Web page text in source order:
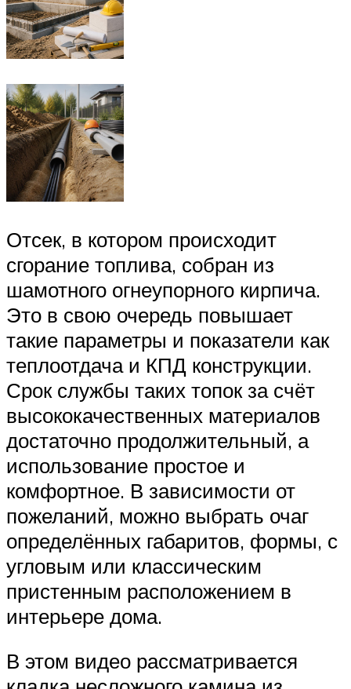
Отсек, в котором происходит
сгорание топлива, собран из
шамотного огнеупорного кирпича.
Это в свою очередь повышает
такие параметры и показатели как
теплоотдача и КПД конструкции.
Срок службы таких топок за счёт
высококачественных материалов
достаточно продолжительный, а
использование простое и
комфортное. В зависимости от
пожеланий, можно выбрать очаг
определённых габаритов, формы, с
угловым или классическим
пристенным расположением в
интерьере дома.
В этом видео рассматривается